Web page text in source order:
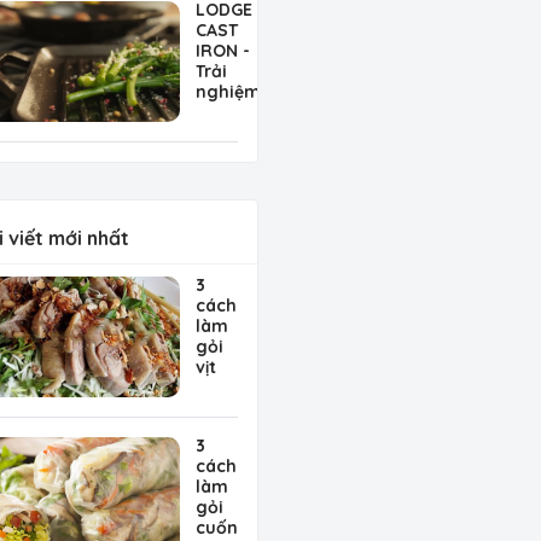
tinh
tế
đến
từ
Pháp
LODGE
CAST
IRON -
Trải
nghiệm
viết mới nhất
3
cách
làm
gỏi
vịt
vịt
hành
tây,
gỏi
vịt
3
cách
làm
gỏi
cuốn